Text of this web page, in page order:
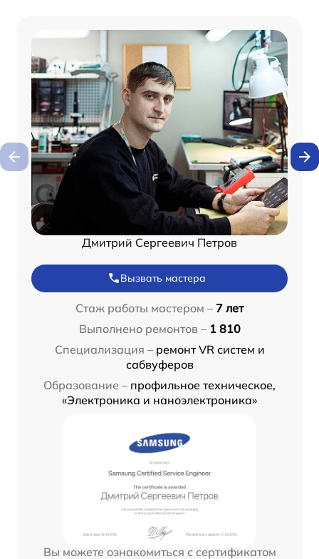
Дмитрий Сергеевич Петров
Вызвать мастера
Стаж работы мастером – 7 лет
Выполнено ремонтов – 1 810
Специализация – ремонт VR систем и
сабвуферов
Образование – профильное техническое,
«Электроника и наноэлектроника»
Вы можете ознакомиться с сертификатом